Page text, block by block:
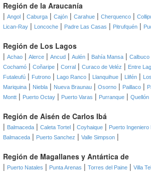
Región de la Araucanía
| Angol | Caburga | Cajón | Carahue | Cherquenco |
Lican-Ray | Loncoche | Padre Las Casas | Pitrufquén |
Región de Los Lagos
| Achao | Alerce | Ancud | Aulén | Bahía Mansa | Calbuco
Cochamó | Coñaripe | Corral | Curaco de Veléz | Entre
Futaleufú | Futrono | Lago Ranco | Llanquihue | Llifén |
Mariquina | Niebla | Nueva Braunau | Osorno | Paillaco |
Montt | Puerto Octay | Puerto Varas | Purranque | Quellón
Región de Aisén de Carlos Ibá
| Balmaceda | Caleta Tortel | Coyhaique | Puerto Ingeniero
Balmaceda | Puerto Sanchez | Valle Simpson |
Región de Magallanes y Antártica de
| Puerto Natales | Punta Arenas | Torres del Paine | Villa